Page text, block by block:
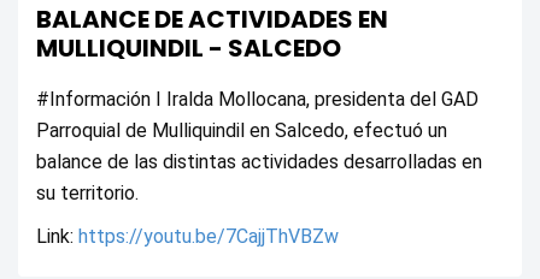
BALANCE DE ACTIVIDADES EN
MULLIQUINDIL - SALCEDO
#Información I Iralda Mollocana, presidenta del GAD
Parroquial de Mulliquindil en Salcedo, efectuó un
balance de las distintas actividades desarrolladas en
su territorio.
Link: https://youtu.be/7CajjThVBZw